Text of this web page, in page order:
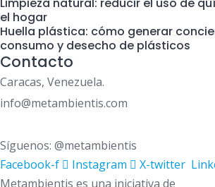
el hogar
Huella plástica: cómo generar
consumo y desecho de plásticos
Contacto
Caracas, Venezuela.
info@metambientis.com
Síguenos: @metambientis
Facebook-f
Instagram X-twitter
Metambientis es una iniciativa de